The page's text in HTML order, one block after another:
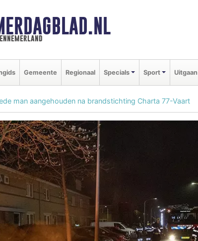
Gemeente Regionaal Specials Sport Uitgaan
man aangehouden na brandstichting Charta 77-Vaart